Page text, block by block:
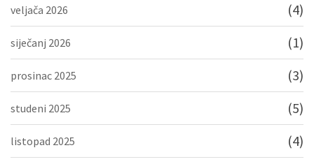
veljača 2026 (4)
siječanj 2026 (1)
prosinac 2025 (3)
studeni 2025 (5)
listopad 2025 (4)